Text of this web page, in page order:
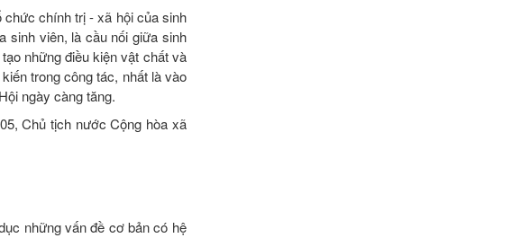
chức chính trị - xã hội của sinh
sinh viên, là cầu nối giữa sinh
những điều kiện vật chất và
trong công tác, nhất là vào
ngày càng tăng.
Chủ tịch nước Cộng hòa xã
những vấn đề cơ bản có hệ